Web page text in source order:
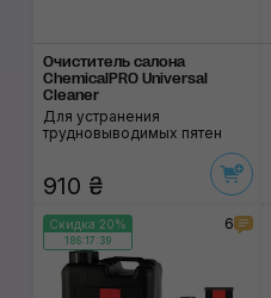
Очиститель салона
ChemicalPRO Universal
Cleaner
Для устранения
трудновыводимых пятен
910 ₴
Скидка 20%
186:17:38
6